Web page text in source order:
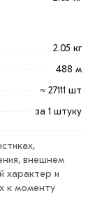
деталями
2.05 кг
488 м
≈ 27111 шт
за 1 штуку
внешнем
характер и
к моменту